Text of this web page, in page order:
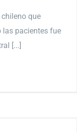
que
las pacientes fue
[...]